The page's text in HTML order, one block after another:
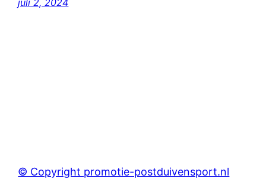
© Copyright promotie-postduivensport.nl